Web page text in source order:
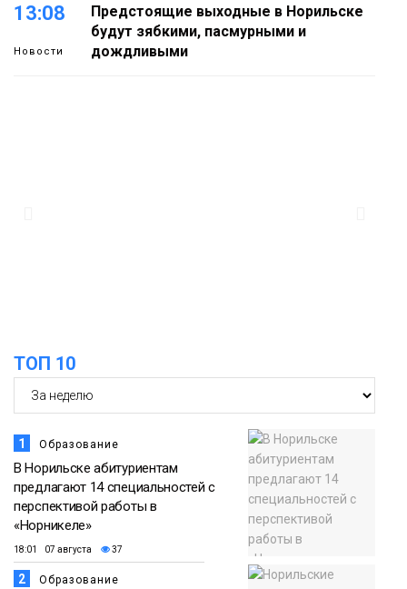
13:08
Новости
Предстоящие выходные в Норильске
будут зябкими, пасмурными и
дождливыми
ТОП 10
1 Образование
В Норильске абитуриентам
предлагают 14 специальностей с
перспективой работы в
«Норникеле»
18:01 07 августа 37
2 Образование